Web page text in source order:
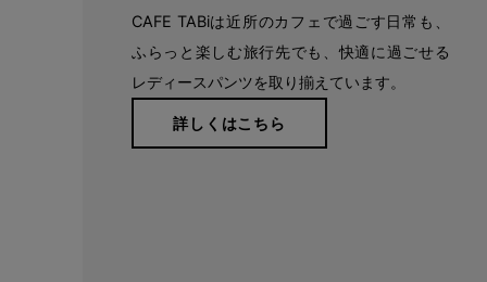
られるストレートパンツ。当店のパンツは、年齢にかかわら
ず、女性なら誰もが抱える体型の悩みに寄り添い、 変化し
やすい女性の体形にしっかりフィット、サポート。 長時間
CAFE TABiは近所のカフェで過ごす日常も、
ふらっと楽しむ旅行先でも、快適に過ごせる
レディースパンツを取り揃えています。
詳しくはこちら